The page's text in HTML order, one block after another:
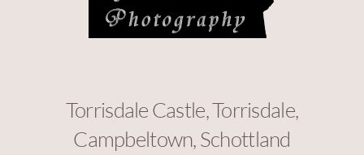
Torrisdale Castle, Torrisdale,
Campbeltown, Schottland